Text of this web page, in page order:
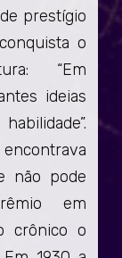
prestígio
o
“Em
ideias
não pode
em
crônico o